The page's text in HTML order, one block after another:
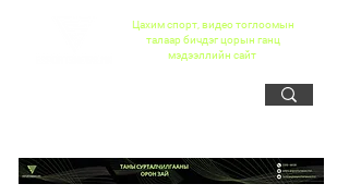
Цахим спорт, видео тоглоомын
талаар бичдэг цорын ганц
мэдээллийн сайт